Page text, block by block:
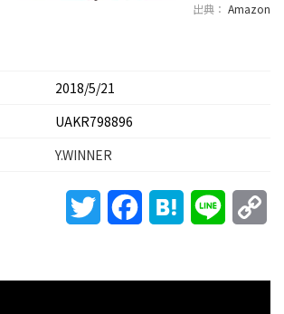
出典： Amazon
2018/5/21
UAKR798896
Y.WINNER
Twitter FacebookHatena Line